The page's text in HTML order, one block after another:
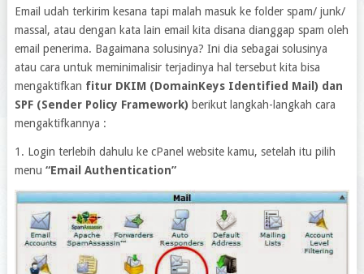
Email udah terkirim kesana tapi malah masuk ke folder spam/ junk/
massal, atau dengan kata lain email kita disana dianggap spam oleh
email penerima. Bagaimana solusinya? Ini dia sebagai solusinya
atau cara untuk meminimalisir terjadinya hal tersebut kita bisa
mengaktifkan fitur DKIM (DomainKeys Identified Mail) dan
SPF (Sender Policy Framework) berikut langkah-langkah cara
mengaktifkannya :
1. Login terlebih dahulu ke cPanel website kamu, setelah itu pilih
menu “Email Authentication”